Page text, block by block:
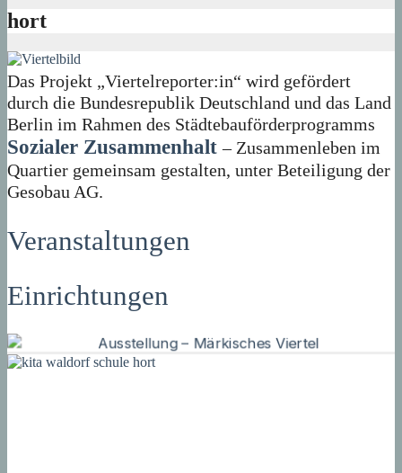
hort
Das Projekt „Viertelreporter:in“ wird gefördert
durch die Bundesrepublik Deutschland und das Land
Berlin im Rahmen des Städtebauförderprogramms
Sozialer Zusammenhalt – Zusammenleben im
Quartier gemeinsam gestalten, unter Beteiligung der
Gesobau AG.
Veranstaltungen
Einrichtungen